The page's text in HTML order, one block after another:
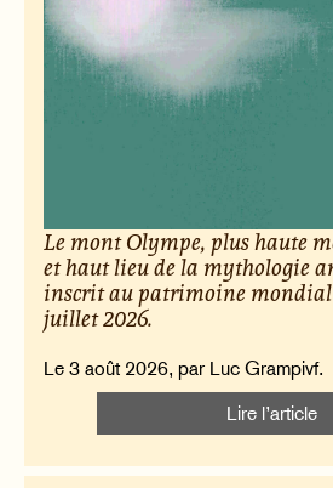
Le mont Olympe, plus haute
et haut lieu de la mythologie
inscrit au patrimoine mondial
juillet 2026.
Le 3 août 2026, par Luc Grampivf.
Lire l’article